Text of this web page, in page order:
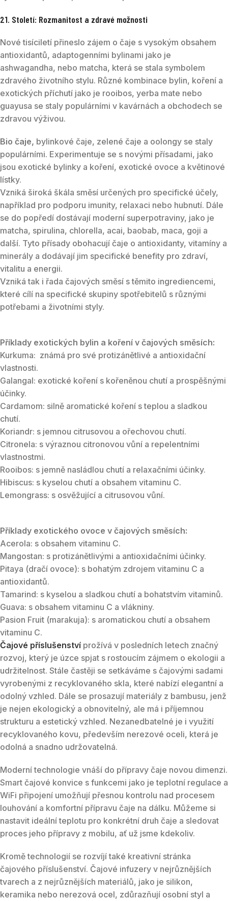
21. Století: Rozmanitost a zdravé možnosti
Nové tisíciletí přineslo zájem o čaje s vysokým obsahem
antioxidantů, adaptogenními bylinami jako je
ashwagandha, nebo matcha, která se stala symbolem
zdravého životního stylu. Různé kombinace bylin, koření a
exotických příchutí jako je rooibos, yerba mate nebo
guayusa se staly populárními v kavárnách a obchodech se
zdravou výživou.
Bio čaje, bylinkové čaje, zelené čaje a oolongy se staly
populárními. Experimentuje se s novými přísadami, jako
jsou exotické bylinky a koření, exotické ovoce a květinové
lístky.
Vzniká široká škála směsí určených pro specifické účely,
například pro podporu imunity, relaxaci nebo hubnutí. Dále
se do popředí dostávají moderní superpotraviny, jako je
matcha, spirulina, chlorella, acai, baobab, maca, goji a
další. Tyto přísady obohacují čaje o antioxidanty, vitamíny a
minerály a dodávají jim specifické benefity pro zdraví,
vitalitu a energii.
Vzniká tak i řada čajových směsí s těmito ingrediencemi,
které cílí na specifické skupiny spotřebitelů s různými
potřebami a životními styly.
Příklady exotických bylin a koření v čajových směsích:
Kurkuma: známá pro své protizánětlivé a antioxidační
vlastnosti.
Galangal: exotické koření s kořeněnou chutí a prospěšnými
účinky.
Cardamom: silně aromatické koření s teplou a sladkou
chutí.
Koriandr: s jemnou citrusovou a ořechovou chutí.
Citronela: s výraznou citronovou vůní a repelentními
vlastnostmi.
Rooibos: s jemně nasládlou chutí a relaxačními účinky.
Hibiscus: s kyselou chutí a obsahem vitaminu C.
Lemongrass: s osvěžující a citrusovou vůní.
Příklady exotického ovoce v čajových směsích:
Acerola: s obsahem vitaminu C.
Mangostan: s protizánětlivými a antioxidačními účinky.
Pitaya (dračí ovoce): s bohatým zdrojem vitaminu C a
antioxidantů.
Tamarind: s kyselou a sladkou chutí a bohatstvím vitaminů.
Guava: s obsahem vitaminu C a vlákniny.
Pasion Fruit (marakuja): s aromatickou chutí a obsahem
vitaminu C.
Čajové příslušenství prožívá v posledních letech značný
rozvoj, který je úzce spjat s rostoucím zájmem o ekologii a
udržitelnost. Stále častěji se setkáváme s čajovými sadami
vyrobenými z recyklovaného skla, které nabízí elegantní a
odolný vzhled. Dále se prosazují materiály z bambusu, jenž
je nejen ekologický a obnovitelný, ale má i příjemnou
strukturu a estetický vzhled. Nezanedbatelné je i využití
recyklovaného kovu, především nerezové oceli, která je
odolná a snadno udržovatelná.
Moderní technologie vnáší do přípravy čaje novou dimenzi.
Smart čajové konvice s funkcemi jako je teplotní regulace a
WiFi připojení umožňují přesnou kontrolu nad procesem
louhování a komfortní přípravu čaje na dálku. Můžeme si
nastavit ideální teplotu pro konkrétní druh čaje a sledovat
proces jeho přípravy z mobilu, ať už jsme kdekoliv.
Kromě technologií se rozvíjí také kreativní stránka
čajového příslušenství. Čajové infuzery v nejrůznějších
tvarech a z nejrůznějších materiálů, jako je silikon,
keramika nebo nerezová ocel, zdůrazňují osobní styl a